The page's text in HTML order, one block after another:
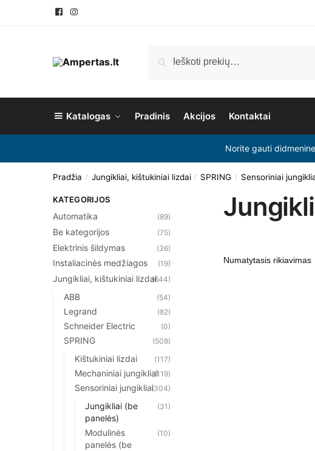
Katalogas Pradinis Akcijos Kontaktai
Norite gauti
Pradžia / Jungikliai, kištukiniai lizdai / SPRING / Sensoriniai
KATEGORIJOS
Automatika (89)
Be kategorijos (75)
Elektrinis šildymas (36)
Instaliacinės medžiagos (19)
Jungikliai, kištukiniai lizdai(644)
ABB (54)
Legrand (82)
Schneider Electric (0)
SPRING (508)
Kištukiniai lizdai (117)
Mechaniniai jungikliai(119)
Sensoriniai jungikliai(304)
Jungikliai (be
panelės)
(31)
Modulinės
panelės (be
(10)